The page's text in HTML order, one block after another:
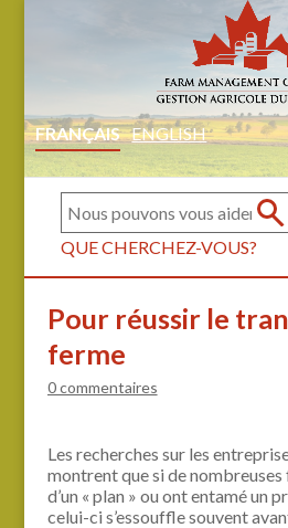
FRANÇAIS ENGLISH
QUE CHERCHEZ-VOUS?
Pour réussir le
ferme
0 commentaires
Les recherches sur les
montrent que si de
d’un « plan » ou ont entamé un
celui-ci s’essouffle souvent